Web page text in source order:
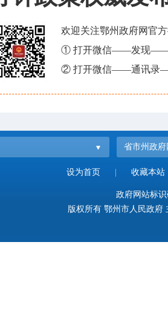
欢迎关注鄂州政府网官
① 打开微信——发现——
② 打开微信——通讯录
省市州政府
设为首页 收藏本站
政府网站标
版权所有 鄂州市人民政府